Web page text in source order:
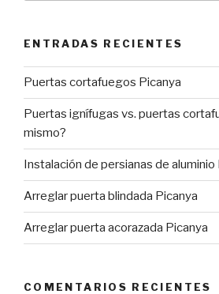
ENTRADAS RECIENTES
Puertas cortafuegos Picanya
Puertas ignífugas vs. puertas
mismo?
Instalación de persianas de aluminio
Arreglar puerta blindada Picanya
Arreglar puerta acorazada Picanya
COMENTARIOS RECIENTES